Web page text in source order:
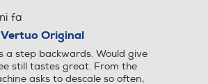
del prodotto
Scaldatazze
fa
Original
a step backwards. Would give
still tastes great. From the
asks to descale so often,